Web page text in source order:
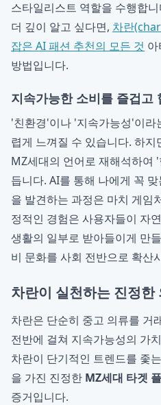
스타일리스트 역할을 수행합
더 깊이 알고 싶다면, 차란
잡은 AI 패션 추천의 모든 것
방법입니다.
지속가능한 소비를 즐겁고
'친환경'이나 '지속가능성'이라
렵게 느껴질 수 있습니다. 하
MZ세대의 언어로 재해석하여
듭니다. AI를 통해 나에게 꼭
을 발견하는 과정은 마치 게임
정적인 경험은 사용자들이 자
생활의 일부로 받아들이게 만
비 문화를 사회 전반으로 확산
차란이 실천하는 진정한
차란은 단순히 중고 의류를 거
전반에 걸쳐 지속가능성의 가
차란이 단기적인 트렌드를 좇
을 가진 진정한 MZ세대 타겟
증거입니다.